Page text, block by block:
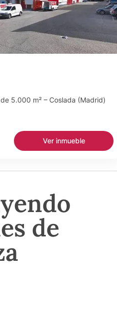
5.000 m² – Coslada (Madrid)
Ver inmueble
de